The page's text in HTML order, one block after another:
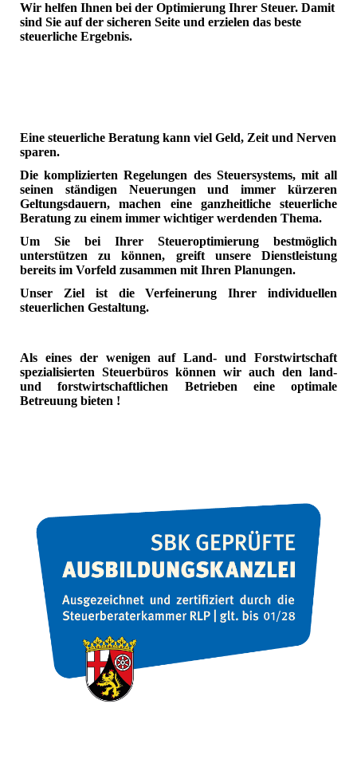
Wir helfen Ihnen bei der Optimierung Ihrer Steuer. Damit
sind Sie auf der sicheren Seite und erzielen das beste
steuerliche Ergebnis.
Eine steuerliche Beratung kann viel Geld, Zeit und Nerven
sparen.
Die komplizierten Regelungen des Steuersystems, mit all
seinen ständigen Neuerungen und immer kürzeren
Geltungsdauern, machen eine ganzheitliche steuerliche
Beratung zu einem immer wichtiger werdenden Thema.
Um Sie bei Ihrer Steueroptimierung bestmöglich
unterstützen zu können, greift unsere Dienstleistung
bereits im Vorfeld zusammen mit Ihren Planungen.
Unser Ziel ist die Verfeinerung Ihrer individuellen
steuerlichen Gestaltung.
Als eines der wenigen auf Land- und Forstwirtschaft
spezialisierten Steuerbüros können wir auch den land-
und forstwirtschaftlichen Betrieben eine optimale
Betreuung bieten !